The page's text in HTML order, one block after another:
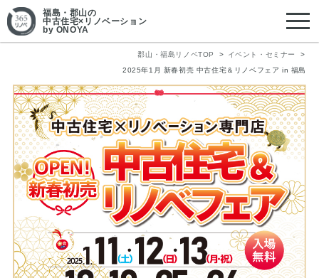
福島・郡山の
中古住宅×リノベーション
by ONOYA
郡山・福島リノベTOP
イベント・セミナー
2025年1月 新春初売 中古住宅＆リノベフェア in 福島